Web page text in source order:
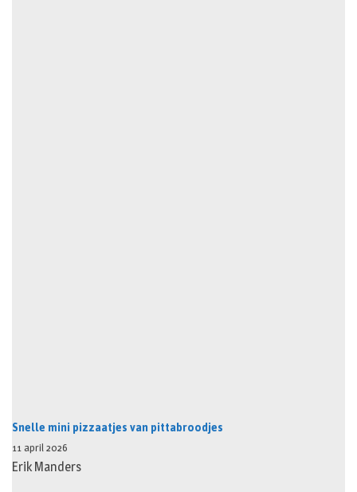
Snelle mini pizzaatjes van pittabroodjes
11 april 2026
Erik Manders